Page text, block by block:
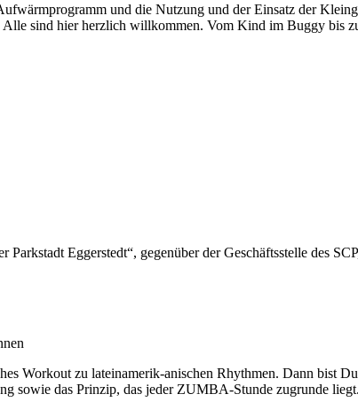
und die Nutzung und der Einsatz der
Alle sind hier herzlich willkommen. Vom Kind im Buggy bis
Parkstadt Eggerstedt“, gegenüber der Geschäftsstelle des
Workout zu lateinamerik-anischen Rhythmen. Dann bist
sowie das Prinzip, das jeder ZUMBA-Stunde zugrunde